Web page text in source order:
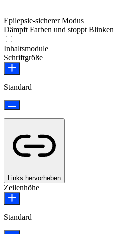
Epilepsie-sicherer Modus
Dämpft Farben und stoppt Blinken
Inhaltsmodule
Schriftgröße
Standard
Links hervorheben
Zeilenhöhe
Standard